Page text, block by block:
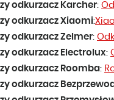
odkurzacz Karcher:
odkurzacz Xiaomi:
odkurzacz Zelmer:
odkurzacz Electrolux:
odkurzacz Roomba:
odkurzacz